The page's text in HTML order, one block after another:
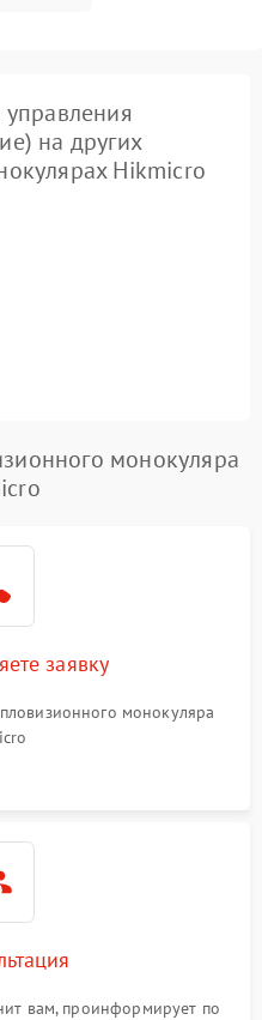
на других
Hikmicro
монокуляра
заявку
монокуляра
вам, проинформирует по